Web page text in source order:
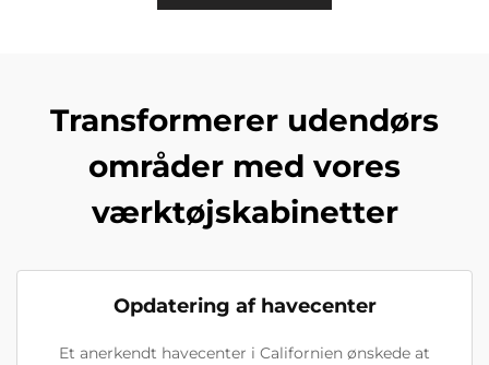
Transformerer udendørs
områder med vores
værktøjskabinetter
Opdatering af havecenter
Et anerkendt havecenter i Californien ønskede at